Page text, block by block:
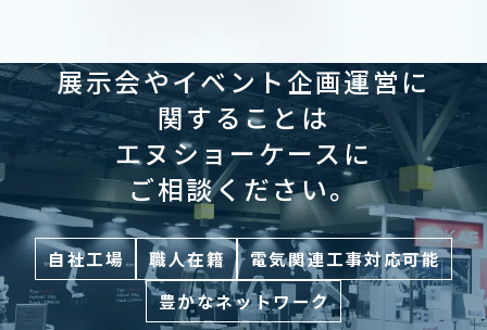
展示会やイベント企画運営に
関することは
エヌショーケースに
ご相談ください。
自社工場 職人在籍
電気関連工事対応可能
豊かなネットワーク